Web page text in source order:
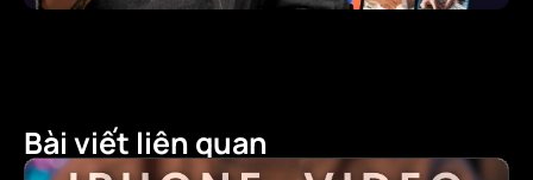
Bài viết liên quan